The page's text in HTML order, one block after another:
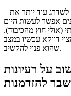
– עוד יותר את
אפשר לעשות היום
(אולי חוץ מהכיבוד).
דווקא עכשיו במצב
שהוא פנוי להקשיב.
על רעיונות